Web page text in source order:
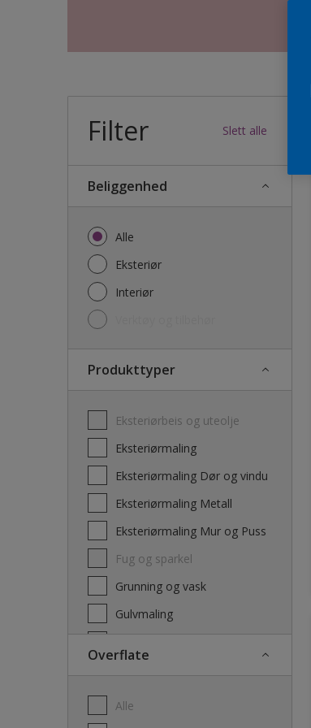
Filter Slett alle
Beliggenhed
Alle
Eksteriør
Interiør
Produkttyper
Eksteriørbeis og uteolje
Eksteriørmaling
Eksteriørmaling Dør og vindu
Eksteriørmaling Metall
Eksteriørmaling Mur og Puss
Fug og sparkel
Grunning og vask
Gulvmaling
Overflate
Alle